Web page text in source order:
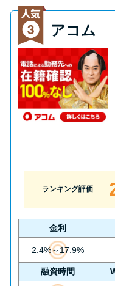
方法
年収
落ち
を分
みず
合
アコム
ランキング評価
金利
2.4%～17.9%
融資時間